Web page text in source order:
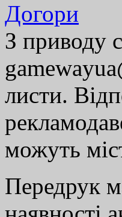
Догори
З приводу
листи.
можуть
Передрук